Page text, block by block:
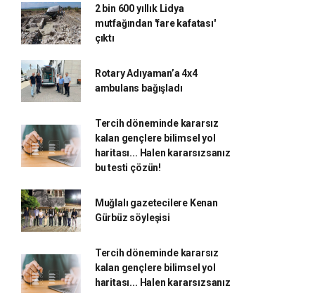
2 bin 600 yıllık Lidya
mutfağından 'fare kafatası'
çıktı
Rotary Adıyaman’a 4x4
ambulans bağışladı
Tercih döneminde kararsız
kalan gençlere bilimsel yol
haritası... Halen kararsızsanız
bu testi çözün!
Muğlalı gazetecilere Kenan
Gürbüz söyleşisi
Tercih döneminde kararsız
kalan gençlere bilimsel yol
haritası... Halen kararsızsanız